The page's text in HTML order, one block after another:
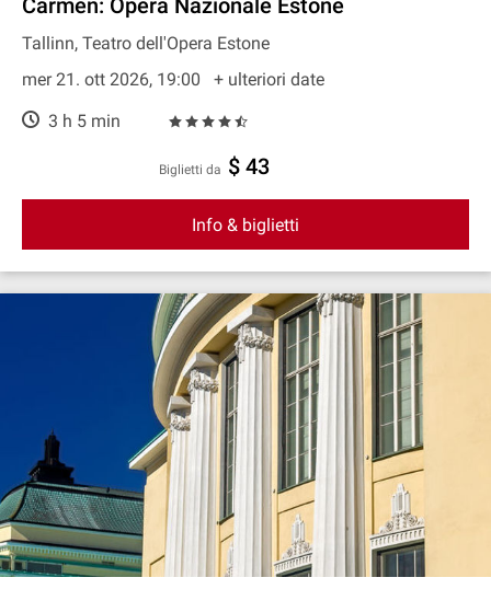
Carmen: Opera Nazionale Estone
Tallinn, Teatro dell'Opera Estone
mer 21. ott 2026, 19:00
+ ulteriori date
3 h 5 min
Biglietti da $ 43
Info & biglietti